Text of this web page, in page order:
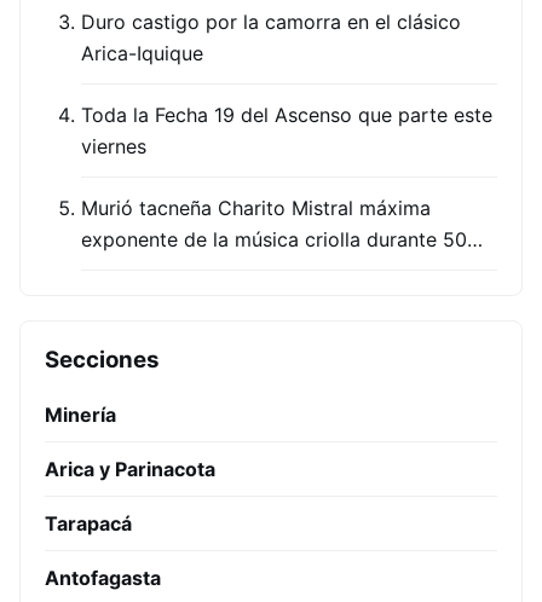
Duro castigo por la camorra en el clásico
Arica-Iquique
Toda la Fecha 19 del Ascenso que parte este
viernes
Murió tacneña Charito Mistral máxima
exponente de la música criolla durante 50…
Secciones
Minería
Arica y Parinacota
Tarapacá
Antofagasta